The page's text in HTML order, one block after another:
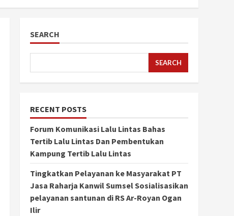
SEARCH
SEARCH
RECENT POSTS
Forum Komunikasi Lalu Lintas Bahas
Tertib Lalu Lintas Dan Pembentukan
Kampung Tertib Lalu Lintas
Tingkatkan Pelayanan ke Masyarakat PT
Jasa Raharja Kanwil Sumsel Sosialisasikan
pelayanan santunan di RS Ar-Royan Ogan
Ilir